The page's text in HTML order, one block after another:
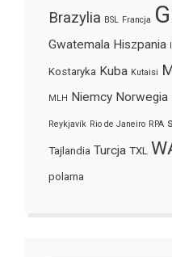
Brazylia BSL Francja
Gwatemala Hiszpania
Kostaryka Kuba Kutaisi
MLH Niemcy Norwegia
Reykjavík Rio de Janeiro RPA
Tajlandia Turcja TXL
polarna